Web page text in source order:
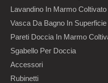
Lavandino In Marmo Coltivato
Vasca Da Bagno In Superficie
Pareti Doccia In Marmo
Sgabello Per Doccia
Accessori
Rubinetti